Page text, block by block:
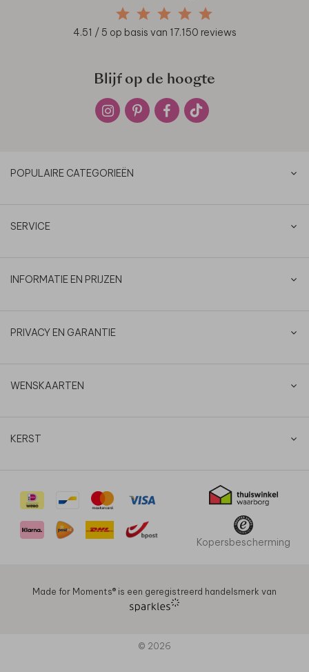
4.51 / 5 op basis van 17.150 reviews
Blijf op de hoogte
POPULAIRE CATEGORIEËN
SERVICE
INFORMATIE EN PRIJZEN
PRIVACY EN GARANTIE
WENSKAARTEN
KERST
Kopersbescherming
Made for Moments®️ is een geregistreerd handelsmerk van
© 2026